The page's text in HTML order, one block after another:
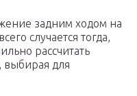
задним ходом на
случается тогда,
рассчитать
выбирая для